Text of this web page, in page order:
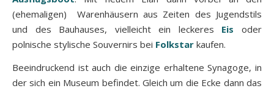
(ehemaligen) Warenhäusern aus Zeiten des Jugendstils
und des Bauhauses, vielleicht ein leckeres Eis oder
polnische stylische Souvernirs bei Folkstar kaufen.
Beeindruckend ist auch die einzige erhaltene Synagoge, in
der sich ein Museum befindet. Gleich um die Ecke dann das